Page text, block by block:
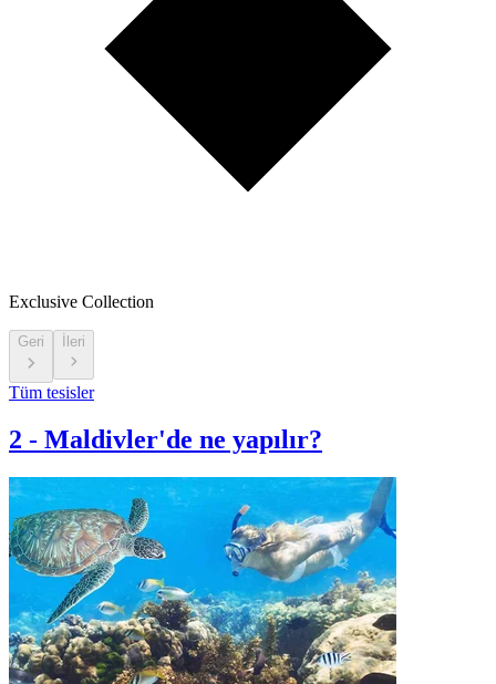
Exclusive Collection
Geri İleri
Tüm tesisler
2 - Maldivler'de ne yapılır?